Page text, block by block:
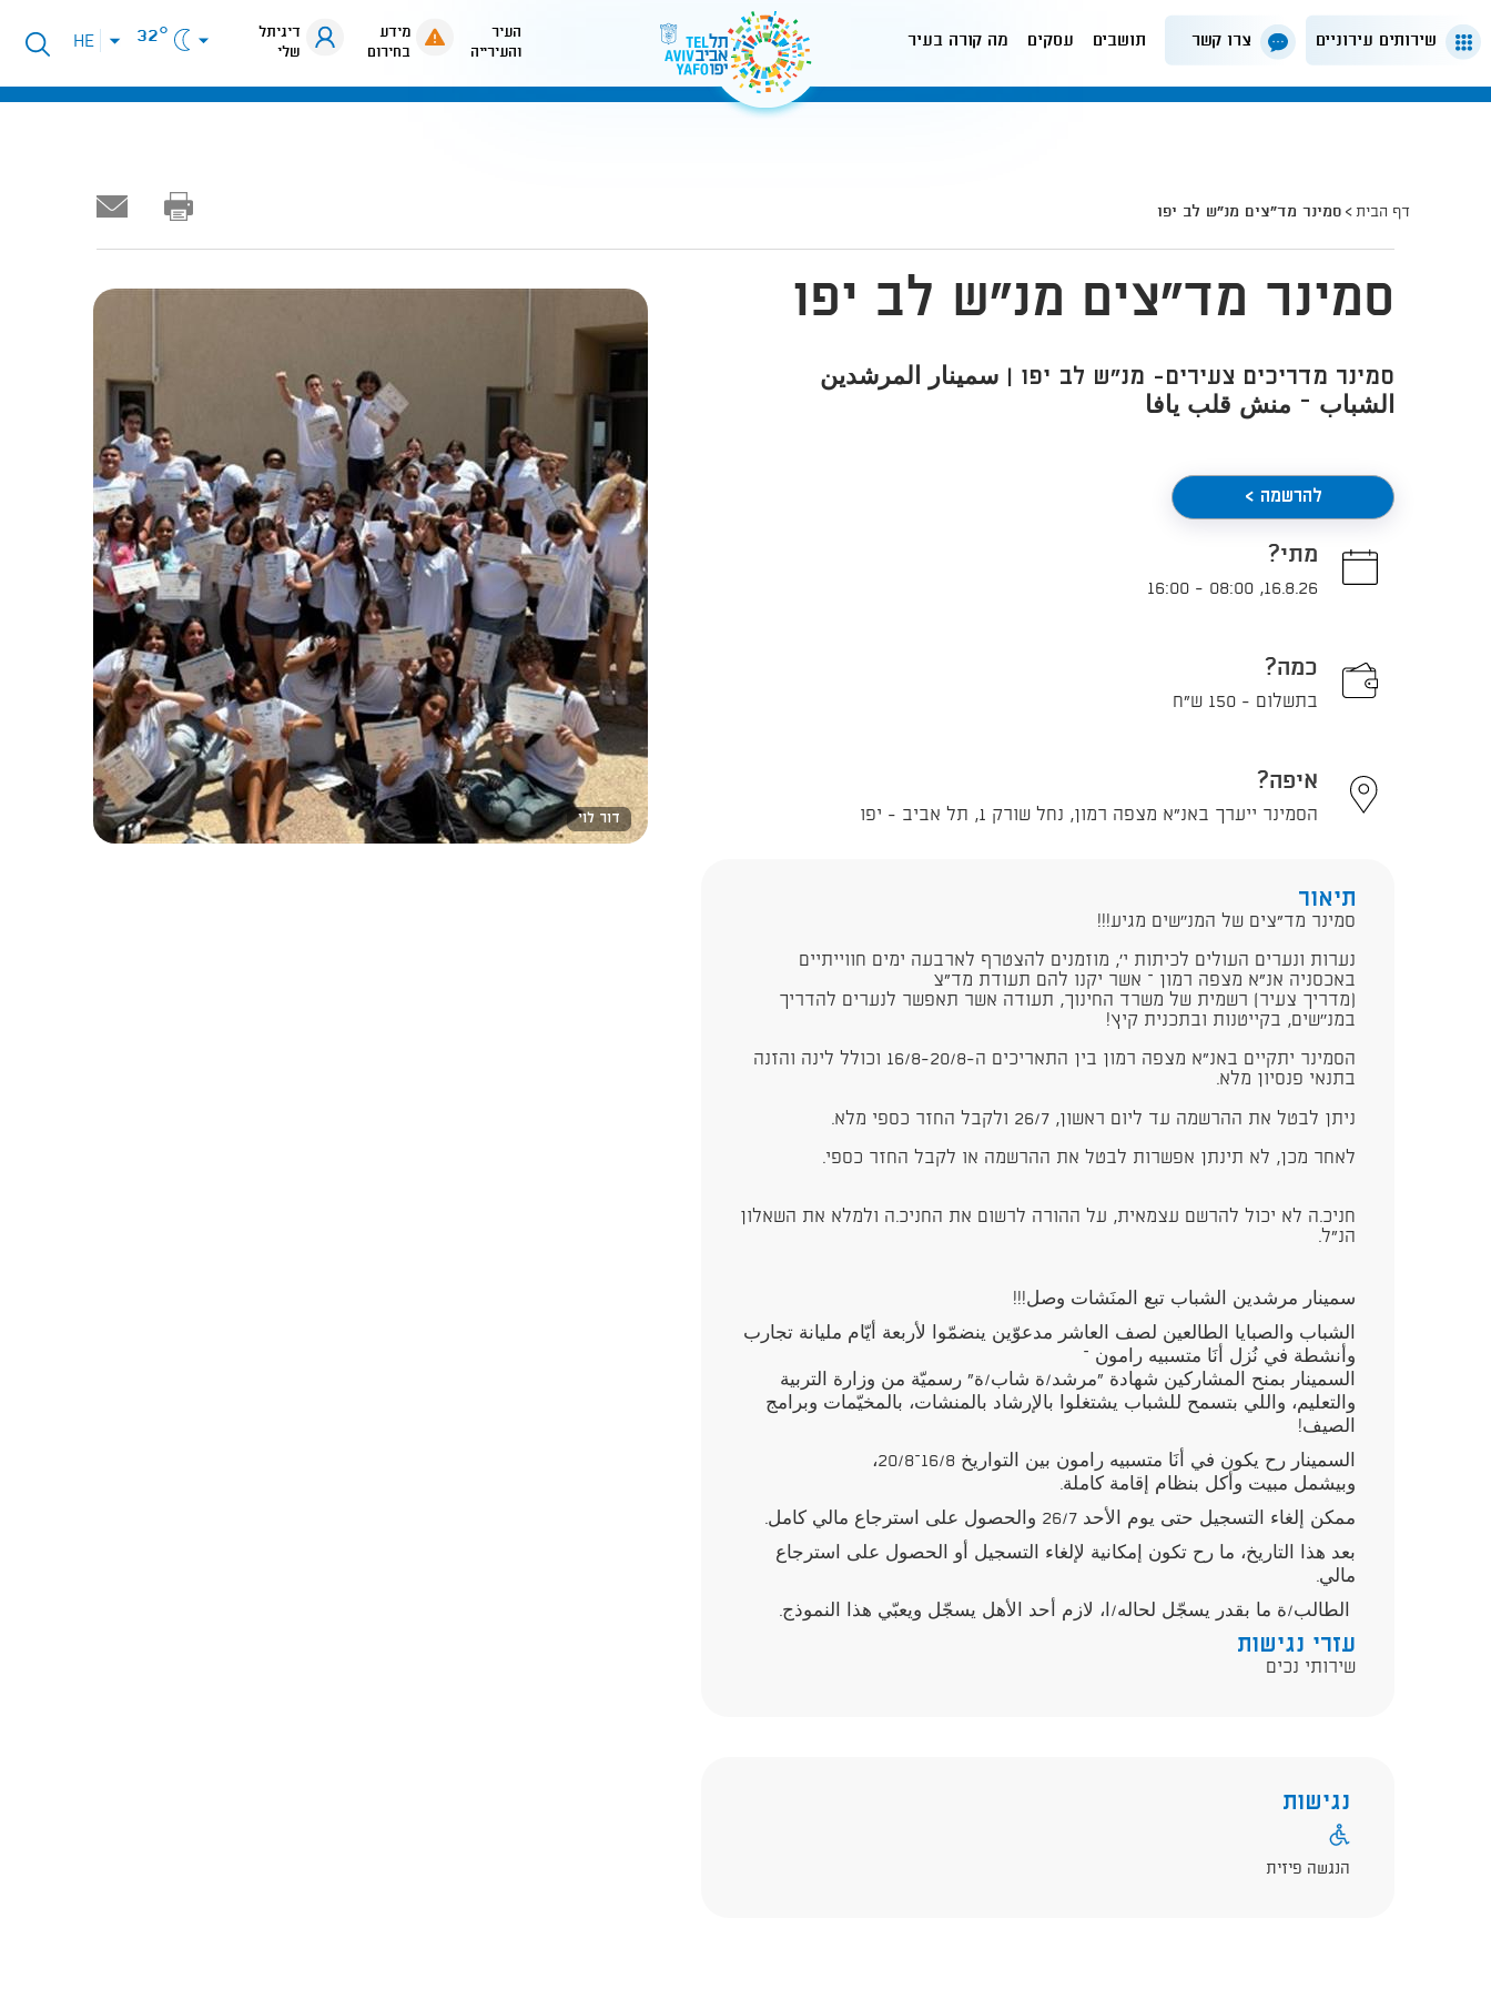
שירותים עירוניים צרו קשר תושבים עסקים מה קורה בעיר
העיר
והעירייה
מידע
בחירום
דיגיתל
שלי
32°
פתיחת
תפריט
HE
דף הבית סמינר מד"צים מנ"ש לב יפו
דור לוי
סמינר מד"צים מנ"ש לב יפו
סמינר מדריכים צעירים- מנ"ש לב יפו | سمينار المرشدين
الشباب – منش قلب يافا
להרשמה >
מתי?
16.8.26
,
08:00
-
16:00
כמה?
בתשלום - 150 ש"ח
איפה?
הסמינר ייערך באנ"א מצפה רמון, נחל שורק 1, תל אביב - יפו
תיאור
סמינר מד"צים של המנ''שים מגיע!!!
נערות ונערים העולים לכיתות י', מוזמנים להצטרף לארבעה ימים חווייתיים
באכסניה אנ"א מצפה רמון – אשר יקנו להם תעודת מד"צ
(מדריך צעיר) רשמית של משרד החינוך, תעודה אשר תאפשר לנערים להדריך
במנ''שים, בקייטנות ובתכנית קיץ!
הסמינר יתקיים באנ"א מצפה רמון בין התאריכים ה-16/8-20/8 וכולל לינה והזנה
בתנאי פנסיון מלא.
ניתן לבטל את ההרשמה עד ליום ראשון, 26/7 ולקבל החזר כספי מלא.
לאחר מכן, לא תינתן אפשרות לבטל את ההרשמה או לקבל החזר כספי.
חניכ.ה לא יכול להרשם עצמאית, על ההורה לרשום את החניכ.ה ולמלא את השאלון
הנ"ל.
سمينار مرشدين الشباب تبع المنَشات وصل!!!
الشباب والصبايا الطالعين لصف العاشر مدعوّين ينضمّوا لأربعة أيّام مليانة تجارب
وأنشطة في نُزل أنَا متسبيه رامون –
السمينار بمنح المشاركين شهادة “مرشد/ة شاب/ة” رسميّة من وزارة التربية
والتعليم، واللي بتسمح للشباب يشتغلوا بالإرشاد بالمنشات، بالمخيّمات وبرامج
الصيف!
السمينار رح يكون في أنَا متسبيه رامون بين التواريخ 16/8–20/8،
وبيشمل مبيت وأكل بنظام إقامة كاملة.
ممكن إلغاء التسجيل حتى يوم الأحد 26/7 والحصول على استرجاع مالي كامل.
بعد هذا التاريخ، ما رح تكون إمكانية لإلغاء التسجيل أو الحصول على استرجاع
مالي.
الطالب/ة ما بقدر يسجّل لحاله/ا، لازم أحد الأهل يسجّل ويعبّي هذا النموذج.
עזרי נגישות
שירותי נכים
נגישות
הנגשה פיזית